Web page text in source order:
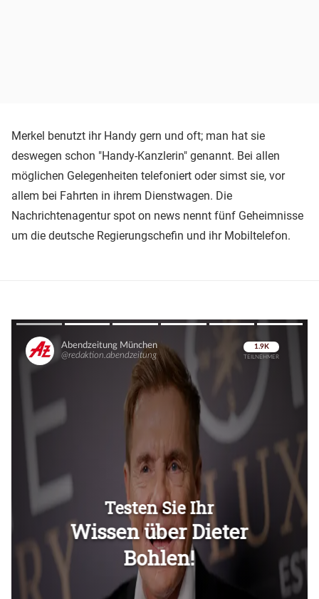
Merkel benutzt ihr Handy gern und oft; man hat sie
deswegen schon "Handy-Kanzlerin" genannt. Bei allen
möglichen Gelegenheiten telefoniert oder simst sie, vor
allem bei Fahrten in ihrem Dienstwagen. Die
Nachrichtenagentur spot on news nennt fünf Geheimnisse
um die deutsche Regierungschefin und ihr Mobiltelefon.
Überspringen
Überspringen